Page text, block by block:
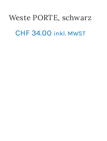
SCHNELL-EINKAUF
Weste PORTE, schwarz
CHF 34.00 inkl. MWST